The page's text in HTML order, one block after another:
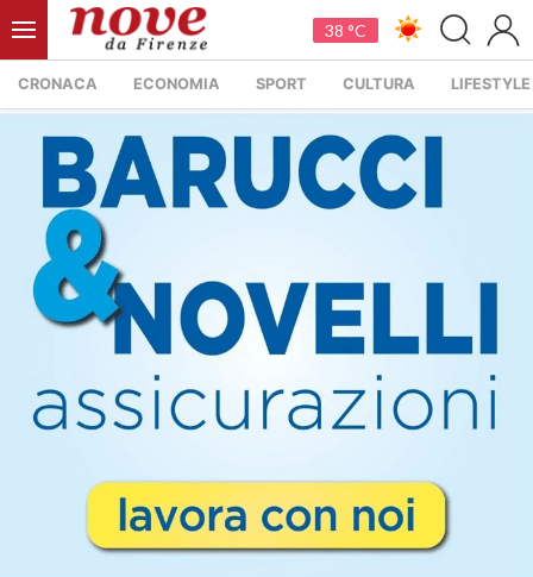
38 °C
CRONACA ECONOMIA SPORT CULTURA LIFESTYLE